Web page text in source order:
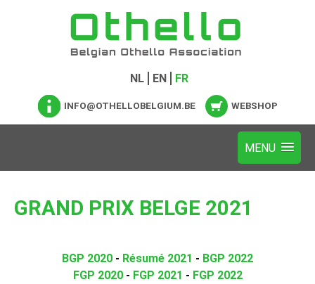
NL EN FR
INFO@OTHELLOBELGIUM.BE WEBSHOP
GRAND PRIX BELGE 2021
BGP 2020 - Résumé 2021 - BGP 2022
FGP 2020- FGP 2021 - FGP 2022